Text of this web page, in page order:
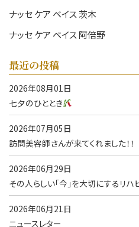
ナッセ ケア ベイス 茨木
ナッセ ケア ベイス 阿倍野
最近の投稿
2026年08月01日
七夕のひととき
2026年07月05日
訪問美容師さんが来てくれました！！
2026年06月29日
その人らしい「今」を大切にするリハ
2026年06月21日
ニュースレター